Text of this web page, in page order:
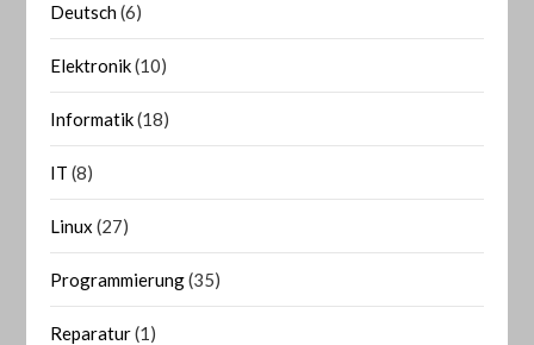
Deutsch(6)
Elektronik(10)
Informatik(18)
IT (8)
Linux (27)
Programmierung(35)
Reparatur(1)